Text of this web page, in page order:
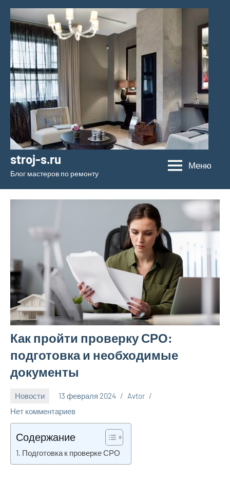
Перейти
содержимому
stroj-s.ru
Блог мастеров по ремонту
Меню
Как пройти проверку СРО:
подготовка и необходимые
документы
Новости 13 февраля 2024
Avtor
Нет комментариев
Содержание
Подготовка к проверке СРО